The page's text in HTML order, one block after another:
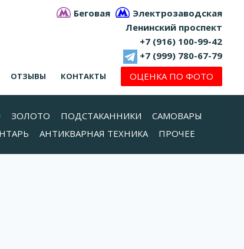
Беговая
Электрозаводская
Ленинский проспект
+7 (916) 100-99-42
+7 (999) 780-67-79
ОТЗЫВЫ КОНТАКТЫ ОЦЕНКА ПО ФОТО
ЗОЛОТО ПОДСТАКАННИКИ
САМОВАРЫ
АНТИКВАРНАЯ ТЕХНИКА ПРОЧЕЕ